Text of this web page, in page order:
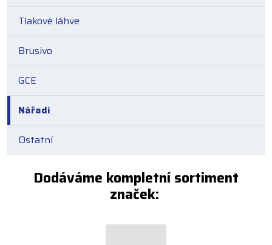
Tlakové láhve
Brusivo
GCE
Nářadí
Ostatní
Dodáváme kompletní sortiment
značek: